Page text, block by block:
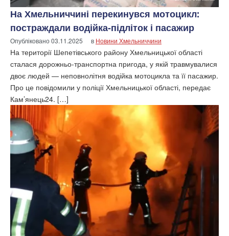
На Хмельниччині перекинувся мотоцикл:
постраждали водійка-підліток і пасажир
Опубліковано03.11.2025 в Новини Хмельниччини
На території Шепетівського району Хмельницької області
сталася дорожньо-транспортна пригода, у якій травмувалися
двоє людей — неповнолітня водійка мотоцикла та її пасажир.
Про це повідомили у поліції Хмельницької області, передає
Кам’янець24. […]